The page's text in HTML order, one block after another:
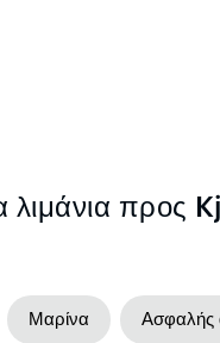
λιμάνια
Μαρίνα Ασφαλής